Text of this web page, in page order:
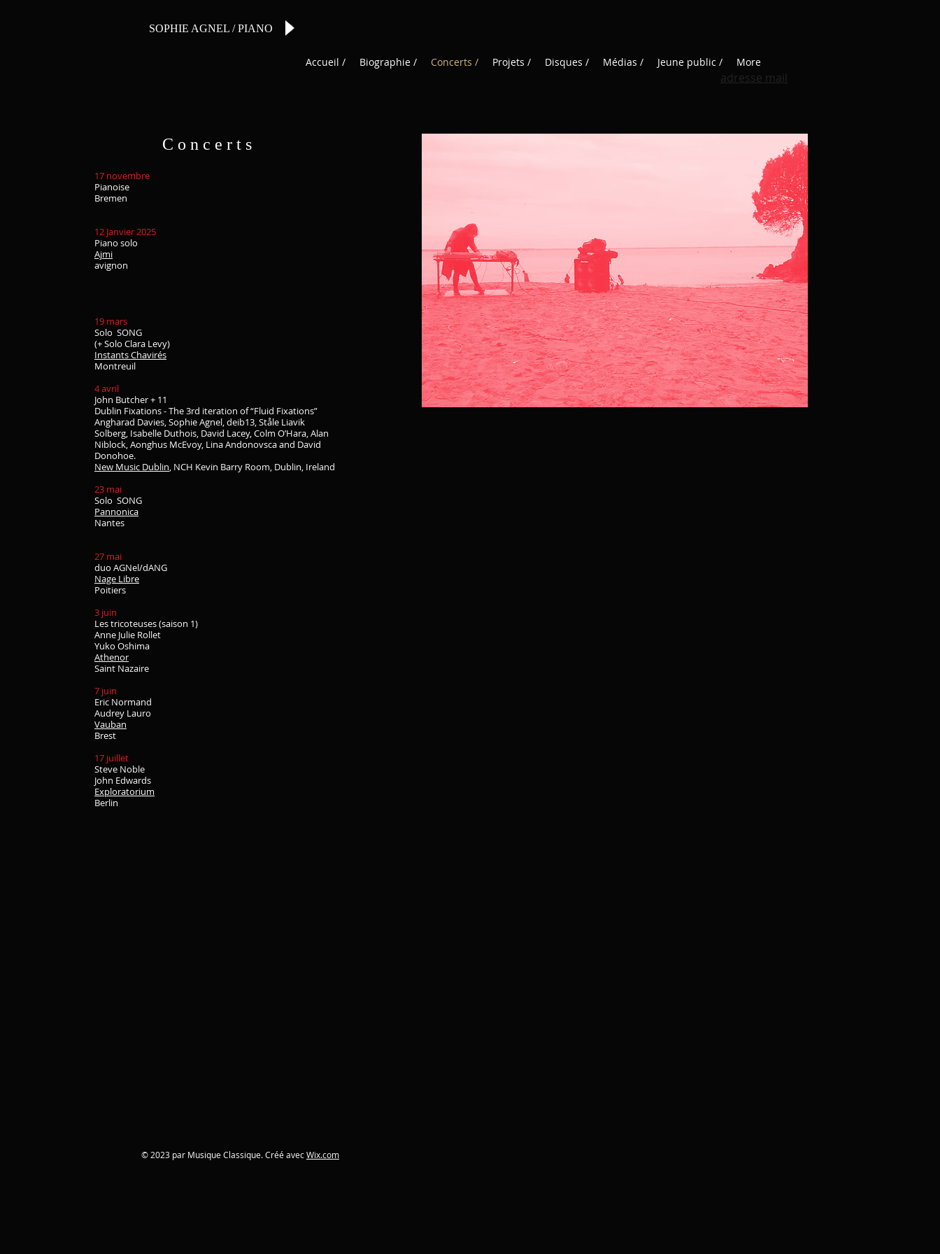
SOPHIE AGNEL / PIANO
Accueil / Biographie / Concerts / Projets / Disques / Médias / Jeune public / More
adresse mail
C o n c e r t s
17 novembre
Pianoise
Bremen
12 Janvier 2025
Piano solo
Ajmi
avignon
19 mars
Solo SONG
(+ Solo Clara Levy)
Instants Chavirés
Montreuil
4 avril
John Butcher + 11
Dublin Fixations - The 3rd iteration of “Fluid Fixations”
Angharad Davies, Sophie Agnel, deib13, Ståle Liavik
Solberg, Isabelle Duthois, David Lacey, Colm O’Hara, Alan
Niblock, Aonghus McEvoy, Lina Andonovsca and David
Donohoe.
New Music Dublin, NCH Kevin Barry Room, Dublin, Ireland
23 mai
Solo SONG
Pannonica
Nantes
27 mai
duo AGNel/dANG
Nage Libre
Poitiers
3 juin
Les tricoteuses (saison 1)
Anne Julie Rollet
Yuko Oshima
Athenor
Saint Nazaire
7 juin
Eric Normand
Audrey Lauro
Vauban
Brest
17 juillet
Steve Noble
John Edwards
Exploratorium
Berlin
© 2023 par Musique Classique. Créé avecWix.com